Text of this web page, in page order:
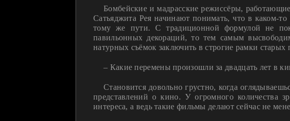
Бомбейские и мадрасские режиссёры,
Сатьяджита Рея начинают понимать, что в каком-
тому же пути. С традиционной формулой не
павильонных декораций, то тем самым
натурных съёмок заключить в строгие рамки
– Какие перемены произошли за двадцать лет в
Становится довольно грустно, когда
представлений о кино. У огромного количества
интереса, а ведь такие фильмы делают сейчас не